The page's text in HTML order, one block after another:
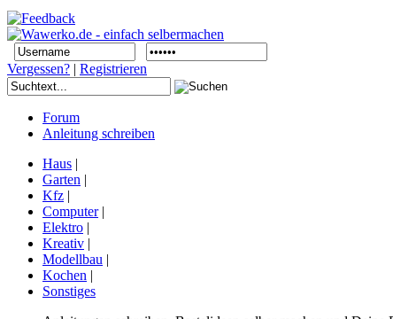
Vergessen? | Registrieren
Forum
Anleitung schreiben
Haus |
Garten |
Kfz |
Computer|
Elektro |
Kreativ |
Modellbau |
Kochen |
Sonstiges